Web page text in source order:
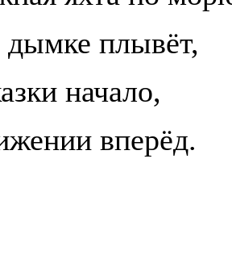
дымке плывёт,
начало,
вперёд.